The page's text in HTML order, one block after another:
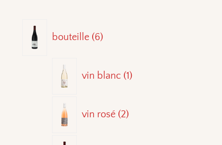
bouteille 6produits
vin blanc 1produit
vin rosé 2produits